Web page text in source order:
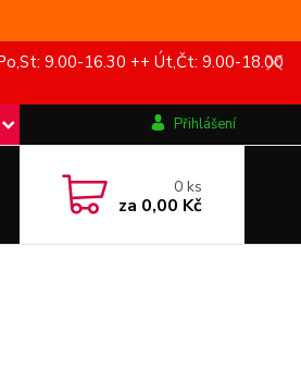
9.00-16.30 ++ Út,Čt: 9.00-18.00
Přihlášení
0ks
za 0,00 Kč